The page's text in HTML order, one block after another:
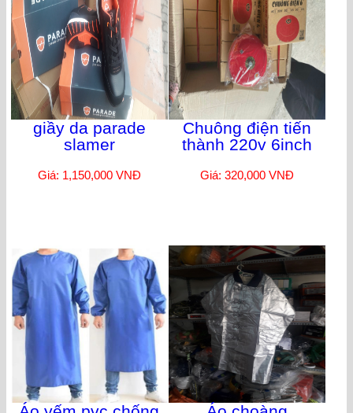
giầy da parade
slamer
Giá: 1,150,000 VNĐ
Chuông điện tiến
thành 220v 6inch
Giá: 320,000 VNĐ